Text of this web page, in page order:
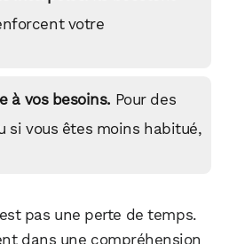
votre
à vos besoins. Pour des
si vous êtes moins habitué,
pas une perte de temps.
dans une compréhension